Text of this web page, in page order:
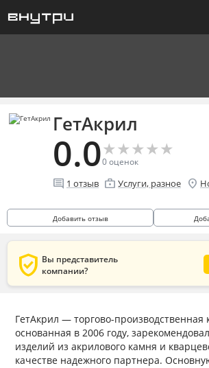
ГетАкрил
0.0★
★★
★★
★★
★★
★
0оценок
comment 1 отзыв enterprise Услуги, разное location_on
Добавить отзыв
verified_user Вы представитель
компании?
ГетАкрил — торгово-производственная
основанная в 2006 году,
изделий из акрилового камня и
качестве надежного партнера.